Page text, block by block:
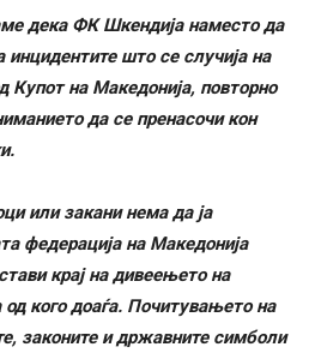
дека ФК Шкендија наместо да
инцидентите што се случија на
Купот на Македонија, повторно
да се пренасочи кон
или закани нема да ја
федерација на Македонија
крај на дивеењето на
од кого доаѓа. Почитувањето на
законите и државните симболи